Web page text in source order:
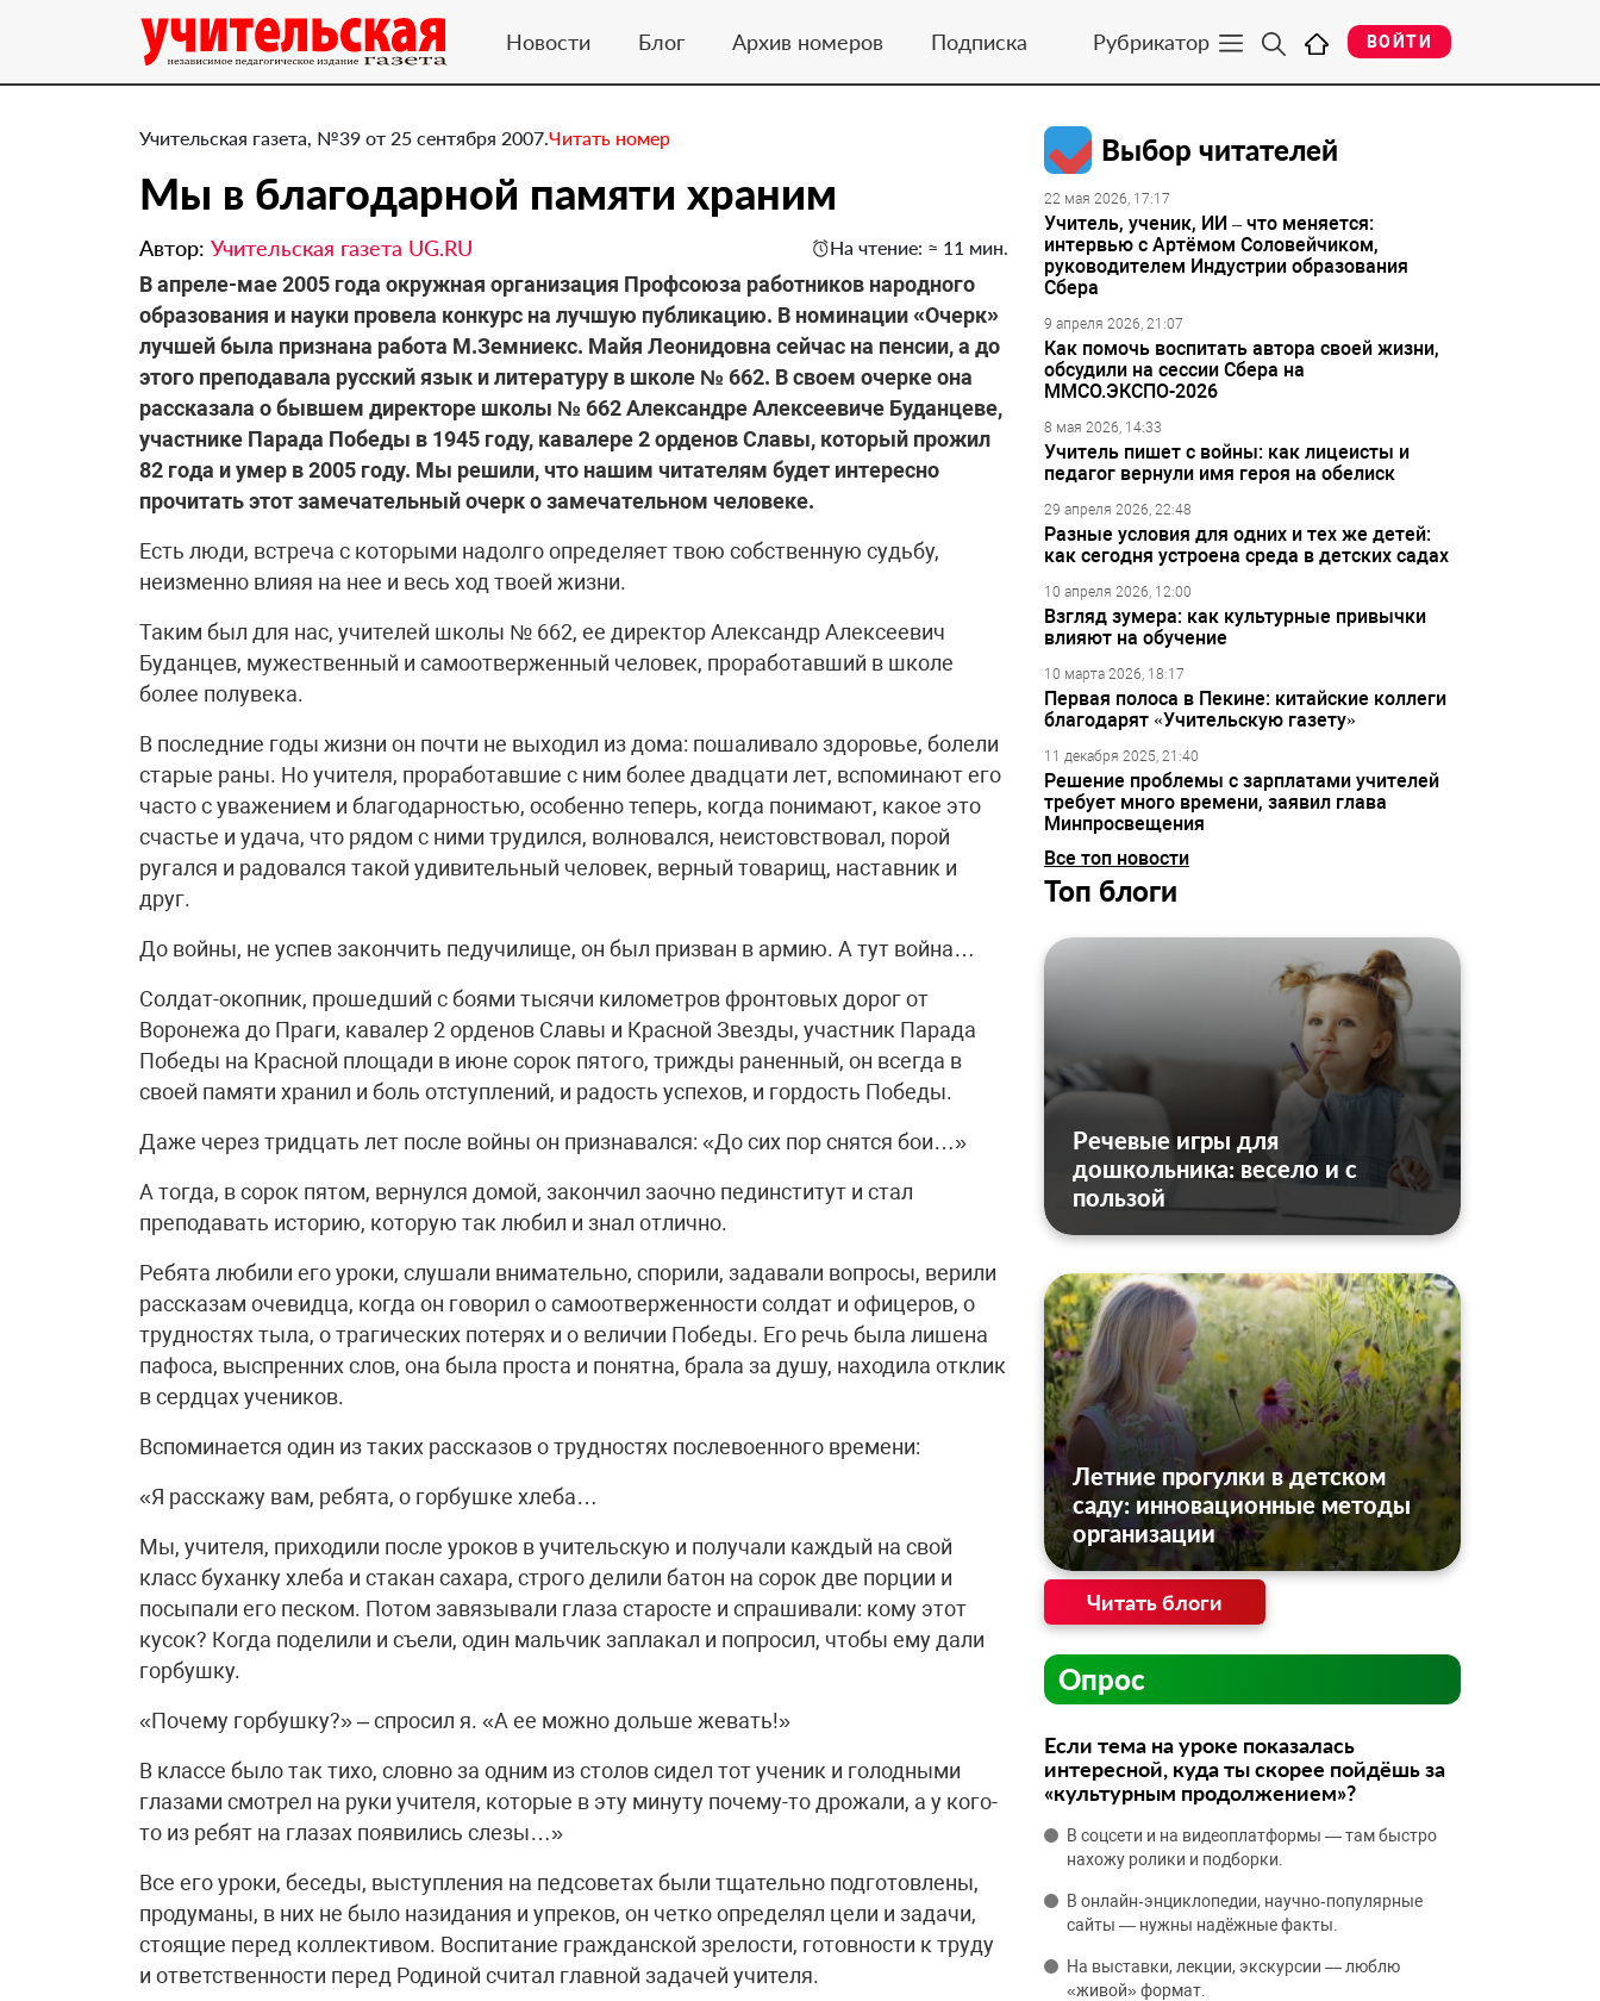
Новости Блог Архив номеров Подписка Рубрикатор ВОЙТИ
Учительская газета, №39 от 25 сентября 2007.Читать номер
Мы в благодарной памяти храним
Автор: Учительская газета UG.RU На чтение: ≈ 11 мин.
В апреле-мае 2005 года окружная организация Профсоюза работников народного
образования и науки провела конкурс на лучшую публикацию. В номинации «Очерк»
лучшей была признана работа М.Земниекс. Майя Леонидовна сейчас на пенсии, а до
этого преподавала русский язык и литературу в школе № 662. В своем очерке она
рассказала о бывшем директоре школы № 662 Александре Алексеевиче Буданцеве,
участнике Парада Победы в 1945 году, кавалере 2 орденов Славы, который прожил
82 года и умер в 2005 году. Мы решили, что нашим читателям будет интересно
прочитать этот замечательный очерк о замечательном человеке.
Есть люди, встреча с которыми надолго определяет твою собственную судьбу,
неизменно влияя на нее и весь ход твоей жизни.
Таким был для нас, учителей школы № 662, ее директор Александр Алексеевич
Буданцев, мужественный и самоотверженный человек, проработавший в школе
более полувека.
В последние годы жизни он почти не выходил из дома: пошаливало здоровье, болели
старые раны. Но учителя, проработавшие с ним более двадцати лет, вспоминают его
часто с уважением и благодарностью, особенно теперь, когда понимают, какое это
счастье и удача, что рядом с ними трудился, волновался, неистовствовал, порой
ругался и радовался такой удивительный человек, верный товарищ, наставник и
друг.
До войны, не успев закончить педучилище, он был призван в армию. А тут война…
Солдат-окопник, прошедший с боями тысячи километров фронтовых дорог от
Воронежа до Праги, кавалер 2 орденов Славы и Красной Звезды, участник Парада
Победы на Красной площади в июне сорок пятого, трижды раненный, он всегда в
своей памяти хранил и боль отступлений, и радость успехов, и гордость Победы.
Даже через тридцать лет после войны он признавался: «До сих пор снятся бои…»
А тогда, в сорок пятом, вернулся домой, закончил заочно пединститут и стал
преподавать историю, которую так любил и знал отлично.
Ребята любили его уроки, слушали внимательно, спорили, задавали вопросы, верили
рассказам очевидца, когда он говорил о самоотверженности солдат и офицеров, о
трудностях тыла, о трагических потерях и о величии Победы. Его речь была лишена
пафоса, выспренних слов, она была проста и понятна, брала за душу, находила отклик
в сердцах учеников.
Вспоминается один из таких рассказов о трудностях послевоенного времени:
«Я расскажу вам, ребята, о горбушке хлеба…
Мы, учителя, приходили после уроков в учительскую и получали каждый на свой
класс буханку хлеба и стакан сахара, строго делили батон на сорок две порции и
посыпали его песком. Потом завязывали глаза старосте и спрашивали: кому этот
кусок? Когда поделили и съели, один мальчик заплакал и попросил, чтобы ему дали
горбушку.
«Почему горбушку?» – спросил я. «А ее можно дольше жевать!»
В классе было так тихо, словно за одним из столов сидел тот ученик и голодными
глазами смотрел на руки учителя, которые в эту минуту почему-то дрожали, а у кого-
то из ребят на глазах появились слезы…»
Все его уроки, беседы, выступления на педсоветах были тщательно подготовлены,
продуманы, в них не было назидания и упреков, он четко определял цели и задачи,
стоящие перед коллективом. Воспитание гражданской зрелости, готовности к труду
и ответственности перед Родиной считал главной задачей учителя.
Выбор читателей
22 мая 2026, 17:17
Учитель, ученик, ИИ – что меняется:
интервью с Артёмом Соловейчиком,
руководителем Индустрии образования
Сбера
9 апреля 2026, 21:07
Как помочь воспитать автора своей жизни,
обсудили на сессии Сбера на
ММСО.ЭКСПО-2026
8 мая 2026, 14:33
Учитель пишет с войны: как лицеисты и
педагог вернули имя героя на обелиск
29 апреля 2026, 22:48
Разные условия для одних и тех же детей:
как сегодня устроена среда в детских садах
10 апреля 2026, 12:00
Взгляд зумера: как культурные привычки
влияют на обучение
10 марта 2026, 18:17
Первая полоса в Пекине: китайские коллеги
благодарят «Учительскую газету»
11 декабря 2025, 21:40
Решение проблемы с зарплатами учителей
требует много времени, заявил глава
Минпросвещения
Все топ новости
Топ блоги
Речевые игры для
дошкольника: весело и с
пользой
Летние прогулки в детском
саду: инновационные методы
организации
Читать блоги
Опрос
Если тема на уроке показалась
интересной, куда ты скорее пойдёшь за
«культурным продолжением»?
В соцсети и на видеоплатформы — там быстро
нахожу ролики и подборки.
В онлайн‑энциклопедии, научно‑популярные
сайты — нужны надёжные факты.
На выставки, лекции, экскурсии — люблю
«живой» формат.